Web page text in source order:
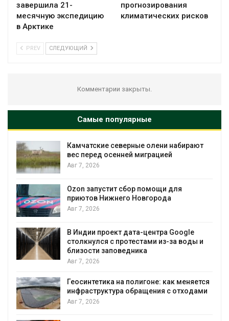
завершила 21-
месячную экспедицию
в Арктике
прогнозирования
климатических рисков
PREV СЛЕДУЮЩИЙ
Комментарии закрыты.
Самые популярные
Камчатские северные олени набирают
вес перед осенней миграцией
Авг 7, 2026
Ozon запустит сбор помощи для
приютов Нижнего Новгорода
Авг 7, 2026
В Индии проект дата-центра Google
столкнулся с протестами из-за воды и
близости заповедника
Авг 7, 2026
Геосинтетика на полигоне: как меняется
инфраструктура обращения с отходами
Авг 7, 2026